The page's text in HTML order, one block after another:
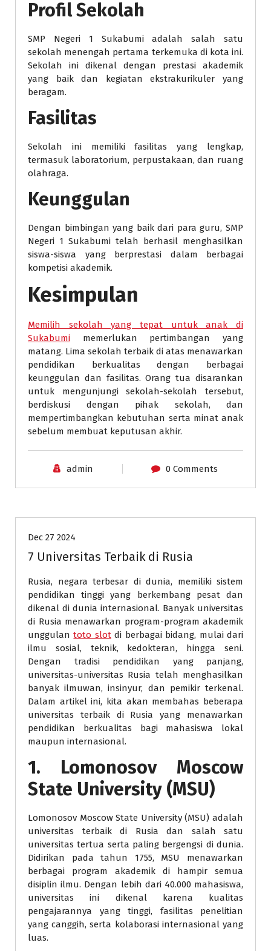
Profil Sekolah
SMP Negeri 1 Sukabumi adalah salah satu
sekolah menengah pertama terkemuka di kota ini.
Sekolah ini dikenal dengan prestasi akademik
yang baik dan kegiatan ekstrakurikuler yang
beragam.
Fasilitas
Sekolah ini memiliki fasilitas yang lengkap,
termasuk laboratorium, perpustakaan, dan ruang
olahraga.
Keunggulan
Dengan bimbingan yang baik dari para guru, SMP
Negeri 1 Sukabumi telah berhasil menghasilkan
siswa-siswa yang berprestasi dalam berbagai
kompetisi akademik.
Kesimpulan
Memilih sekolah yang tepat untuk anak di
Sukabumi memerlukan pertimbangan yang
matang. Lima sekolah terbaik di atas menawarkan
pendidikan berkualitas dengan berbagai
keunggulan dan fasilitas. Orang tua disarankan
untuk mengunjungi sekolah-sekolah tersebut,
berdiskusi dengan pihak sekolah, dan
mempertimbangkan kebutuhan serta minat anak
sebelum membuat keputusan akhir.
admin 0 Comments
Dec 27 2024
7 Universitas Terbaik di Rusia
Rusia, negara terbesar di dunia, memiliki sistem
pendidikan tinggi yang berkembang pesat dan
dikenal di dunia internasional. Banyak universitas
di Rusia menawarkan program-program akademik
unggulantoto slotdi berbagai bidang, mulai dari
ilmu sosial, teknik, kedokteran, hingga seni.
Dengan tradisi pendidikan yang panjang,
universitas-universitas Rusia telah menghasilkan
banyak ilmuwan, insinyur, dan pemikir terkenal.
Dalam artikel ini, kita akan membahas beberapa
universitas terbaik di Rusia yang menawarkan
pendidikan berkualitas bagi mahasiswa lokal
maupun internasional.
1. Lomonosov Moscow
State University (MSU)
Lomonosov Moscow State University (MSU) adalah
universitas terbaik di Rusia dan salah satu
universitas tertua serta paling bergengsi di dunia.
Didirikan pada tahun 1755, MSU menawarkan
berbagai program akademik di hampir semua
disiplin ilmu. Dengan lebih dari 40.000 mahasiswa,
universitas ini dikenal karena kualitas
pengajarannya yang tinggi, fasilitas penelitian
yang canggih, serta kolaborasi internasional yang
luas.